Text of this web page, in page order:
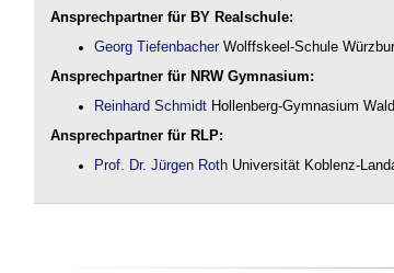
Ansprechpartner für BY Realschule:
Georg Tiefenbacher Wolffskeel-Schule
Ansprechpartner für NRW Gymnasium:
Reinhard Schmidt Hollenberg-Gymnasium
Ansprechpartner für RLP:
Prof. Dr. Jürgen Roth Universität Koblenz-